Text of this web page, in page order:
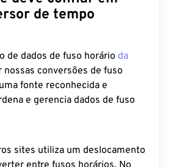
deve confiar em
de dados de fuso horário
nossas conversões de fuso
fonte reconhecida e